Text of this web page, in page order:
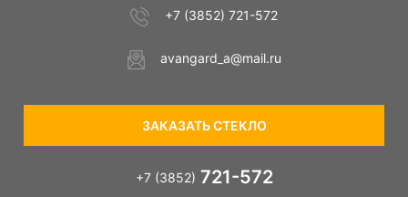
+7 (3852) 721-572
avangard_a@mail.ru
ЗАКАЗАТЬ СТЕКЛО
+7 (3852) 721-572